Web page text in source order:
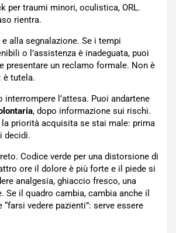
per traumi minori, oculistica, ORL.
rientra.
alla segnalazione. Se i tempi
o l’assistenza è inadeguata, puoi
e presentare un reclamo formale. Non è
è tutela.
interrompere l’attesa. Puoi andartene
, dopo informazione sui rischi.
la priorità acquisita se stai male: prima
decidi.
Codice verde per una distorsione di
ore il dolore è più forte e il piede si
analgesia, ghiaccio fresco, una
Se il quadro cambia, cambia anche il
vedere pazienti”: serve essere